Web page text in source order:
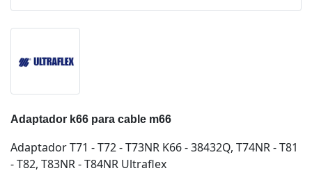
Adaptador k66 para cable m66
Adaptador T71 - T72 - T73NR K66 - 38432Q, T74NR - T81
- T82, T83NR - T84NR Ultraflex